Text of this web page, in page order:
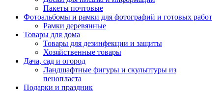
Пакеты почтовые
Фотоальбомы и рамки для фотографий и готовых работ
Рамки деревянные
Товары для дома
Товары для дезинфекции и защиты
Хозяйственные товары
Дача, сад и огород
Ландшафтные фигуры и скульптуры из
пенопласта
Подарки и праздник